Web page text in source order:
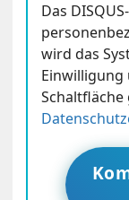
Das
wird das
Einwilligung
Schaltfläche